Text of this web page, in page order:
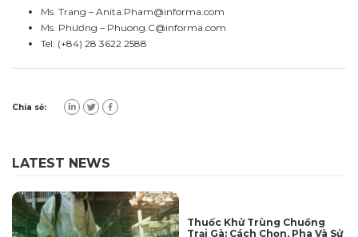
Ms. Trang – Anita.Pham@informa.com
Ms. Phương – Phuong.C@informa.com
Tel: (+84) 28 3622 2588
Chia sẻ:
LATEST NEWS
Thuốc Khử Trùng Chuồng
Trại Gà: Cách Chọn, Pha Và Sử